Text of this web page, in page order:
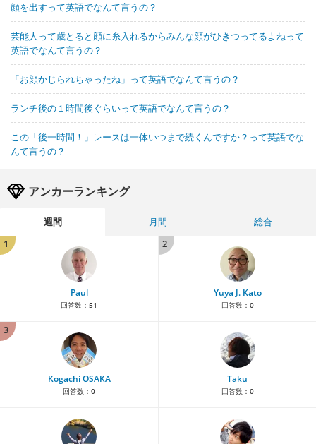
顔を出すって英語でなんて言うの？
芸能人って歳とると顔に糸入れるからみんな顔がひきつってるよねって
英語でなんて言うの？
「お顔かじられちゃったね」って英語でなんて言うの？
ランチ後の１時間後ぐらいって英語でなんて言うの？
この「後一時間！」レースは一体いつまで続くんですか？って英語でな
んて言うの？
アンカーランキング
週間 月間
総合
1
Paul
回答数： 51
2
Yuya J. Kato
回答数： 0
3
Kogachi OSAKA
回答数： 0
Taku
回答数： 0